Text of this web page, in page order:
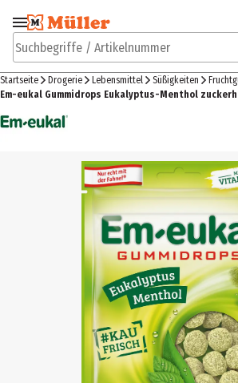
Zur Navigation
springen
Zum
Suchbegriffe / Artikelnummer
Startseite Drogerie Lebensmittel Süßigkeiten
Em-eukal Gummidrops Eukalyptus-Menthol